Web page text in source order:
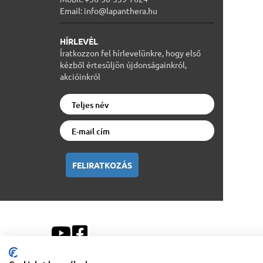
Email: info@lapanthera.hu
HÍRLEVÉL
Íratkozzon fel hírlevelünkre, hogy első
kézből értesüljön újdonságainkról,
akcióinkról
FELIRATKOZÁS